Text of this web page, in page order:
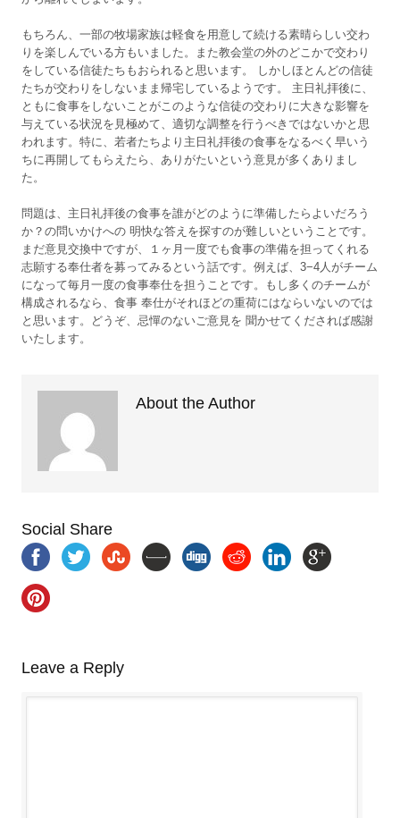
もちろん、一部の牧場家族は軽食を用意して続ける素晴らしい交わ
りを楽しんでいる方もいました。また教会堂の外のどこかで交わり
をしている信徒たちもおられると思います。 しかしほとんどの信徒
たちが交わりをしないまま帰宅しているようです。 主日礼拝後に、
ともに食事をしないことがこのような信徒の交わりに大きな影響を
与えている状況を見極めて、適切な調整を行うべきではないかと思
われます。特に、若者たちより主日礼拝後の食事をなるべく早いう
ちに再開してもらえたら、ありがたいという意見が多くありまし
た。
問題は、主日礼拝後の食事を誰がどのように準備したらよいだろう
か？の問いかけへの 明快な答えを探すのが難しいということです。
まだ意見交換中ですが、１ヶ月一度でも食事の準備を担ってくれる
志願する奉仕者を募ってみるという話です。例えば、3−4人がチーム
になって毎月一度の食事奉仕を担うことです。もし多くのチームが
構成されるなら、食事 奉仕がそれほどの重荷にはならいないのでは
と思います。どうぞ、忌憚のないご意見を 聞かせてくだされば感謝
いたします。
About the Author
Social Share
Leave a Reply